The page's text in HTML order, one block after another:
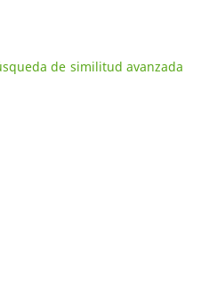
de similitud avanzada